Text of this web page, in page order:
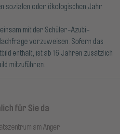
sozialen oder ökologischen Jahr.
mit der Schüler-Azubi-
vorzuweisen. Sofern das
enthält, ist ab 16 Jahren zusätzlich
mitzuführen.
für Sie da
am Anger